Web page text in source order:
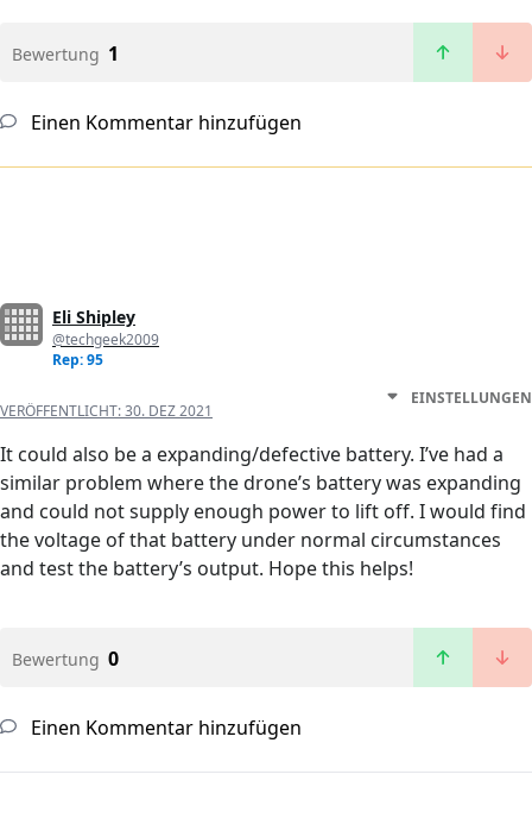
Bewertung 1
Einen Kommentar hinzufügen
Eli Shipley
@techgeek2009
Rep: 95
VERÖFFENTLICHT:30. DEZ 2021
EINSTELLUNGEN
It could also be a expanding/defective battery. I’ve had a
similar problem where the drone’s battery was expanding
and could not supply enough power to lift off. I would find
the voltage of that battery under normal circumstances
and test the battery’s output. Hope this helps!
Bewertung 0
Einen Kommentar hinzufügen